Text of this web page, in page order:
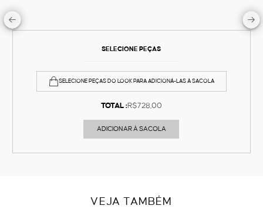
SELECIONE PEÇAS
SELECIONE PEÇAS DO LOOK PARA ADICIONÁ-LAS À SACOLA
TOTAL :R$728,00
ADICIONAR À SACOLA
VEJA TAMBÉM